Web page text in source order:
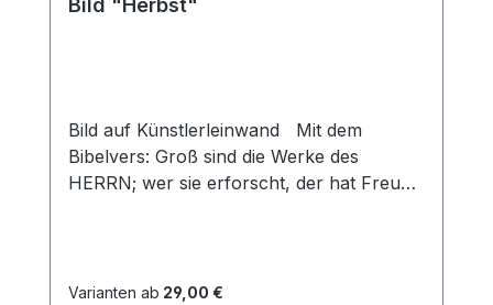
Bild "Herbst"
Bild auf Künstlerleinwand Mit dem
Bibelvers: Groß sind die Werke des
HERRN; wer sie erforscht, der hat Freude
innerhalb Deutschlands ein Zuschlag für
Varianten ab 29,00 €